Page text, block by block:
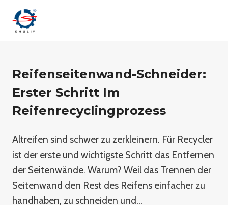
Inhalt
Reifenseitenwand-Schneider:
Erster Schritt Im
Reifenrecyclingprozess
Altreifen sind schwer zu zerkleinern. Für Recycler
ist der erste und wichtigste Schritt das Entfernen
der Seitenwände. Warum? Weil das Trennen der
Seitenwand den Rest des Reifens einfacher zu
handhaben, zu schneiden und…